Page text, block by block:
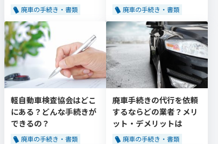
廃車の手続き・書類 廃車の手続き・書類
軽自動車検査協会はどこ
にある？どんな手続きが
できるの？
廃車の手続き・書類
廃車手続きの代行を依頼
するならどの業者？メリ
ット・デメリットは
廃車の手続き・書類